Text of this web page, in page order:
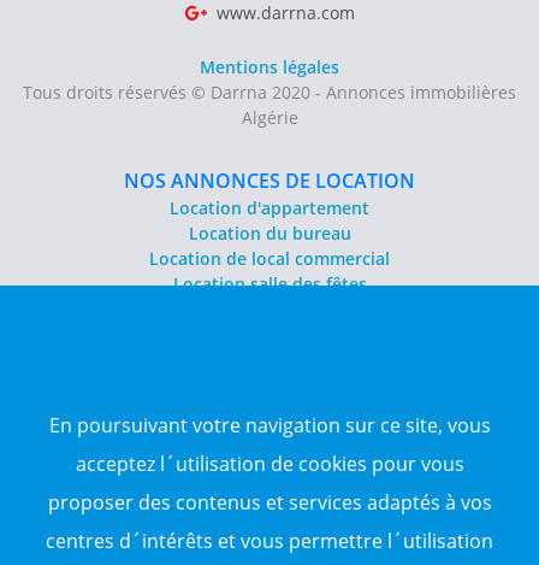
En poursuivant votre navigation sur ce site, vous
acceptez l´utilisation de cookies pour vous
proposer des contenus et services adaptés à vos
centres d´intérêts et vous permettre l´utilisation
www.darrna.com
Mentions légales
Tous droits réservés © Darrna 2020 - Annonces immobilières
Algérie
NOS ANNONCES DE LOCATION
Location d'appartement
Location du bureau
Location de local commercial
Location salle des fêtes
Vente terrain
Sitemap
TOP WILAYA
Annonce à 16-Alger